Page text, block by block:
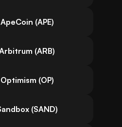
(APE)
(ARB)
(OP)
(SAND)